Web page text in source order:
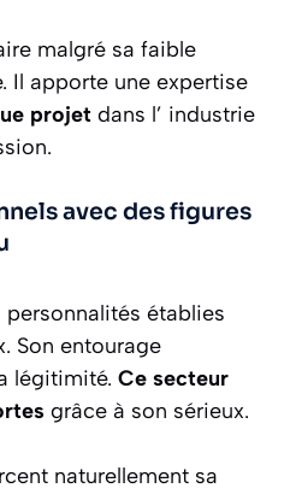
malgré sa faible
Il apporte une expertise
projet dans l’ industrie
avec des figures
personnalités établies
Son entourage
légitimité. Ce secteur
grâce à son sérieux.
naturellement sa